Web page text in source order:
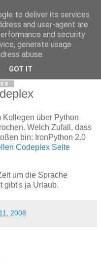
C# und
Kollegen über Python
Welch Zufall, dass
bin: IronPython 2.0
Codeplex Seite
um die Sprache
gibt's ja Urlaub.
2008
to deliver its services
and user-agent are
and security
generate usage
abuse.
GOT IT